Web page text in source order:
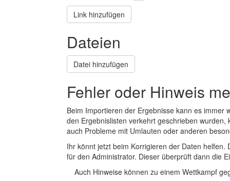
Link hinzufügen
Dateien
Datei hinzufügen
Fehler oder Hinweis
Beim Importieren der Ergebnisse kann es
den Ergebnislisten verkehrt geschrieben
auch Probleme mit Umlauten oder anderen
Ihr könnt jetzt beim Korrigieren der Daten
für den Administrator. Dieser überprüft dann die
Auch Hinweise können zu einem Wettkampf